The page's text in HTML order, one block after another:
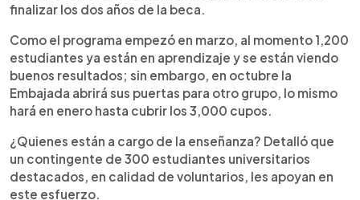
finalizar los dos años de la beca.
Como el programa empezó en marzo, al momento 1,200
estudiantes ya están en aprendizaje y se están viendo
buenos resultados; sin embargo, en octubre la
Embajada abrirá sus puertas para otro grupo, lo mismo
hará en enero hasta cubrir los 3,000 cupos.
¿Quienes están a cargo de la enseñanza? Detalló que
un contingente de 300 estudiantes universitarios
destacados, en calidad de voluntarios, les apoyan en
este esfuerzo.